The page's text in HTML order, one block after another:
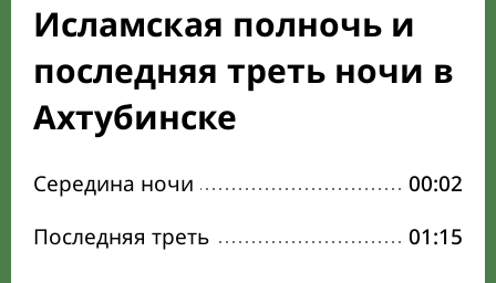
Исламская полночь и
последняя треть ночи в
Ахтубинске
Середина ночи
00:02
Последняя треть
01:15